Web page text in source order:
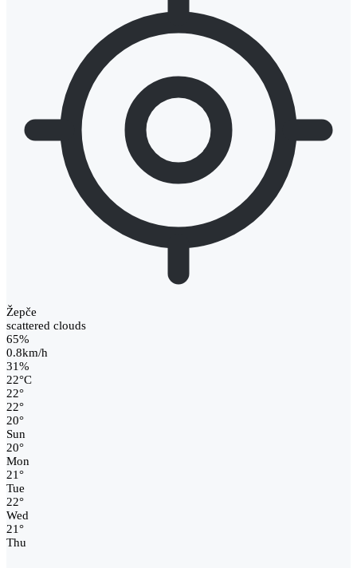
Žepče
scattered clouds
65%
0.8km/h
31%
22°C
22°
22°
20°
Sun
20°
Mon
21°
Tue
22°
Wed
21°
Thu